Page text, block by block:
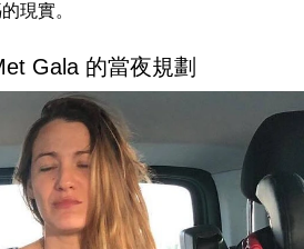
現實。
Gala 的當夜規劃